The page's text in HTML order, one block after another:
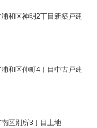
和区神明2丁目新築戸建
和区仲町4丁目中古戸建
区別所3丁目土地